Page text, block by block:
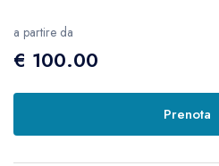
a partire da
€ 100.00
Prenota